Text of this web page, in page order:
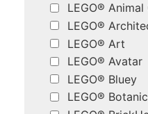
LEGO®
LEGO®
LEGO® Art
LEGO® Avatar
LEGO® Bluey
LEGO®